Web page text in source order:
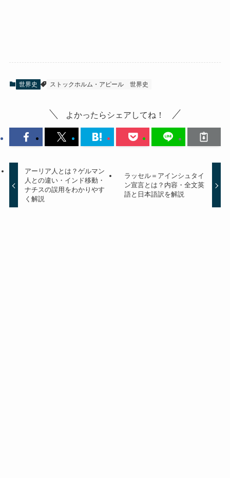
世界史 ストックホルム・アピール 世界史
よかったらシェアしてね！
アーリア人とは？ゲルマン
人との違い・インド移動・
ナチスの誤用をわかりやす
く解説
ラッセル＝アインシュタイ
ン宣言とは？内容・全文英
語と日本語訳を解説